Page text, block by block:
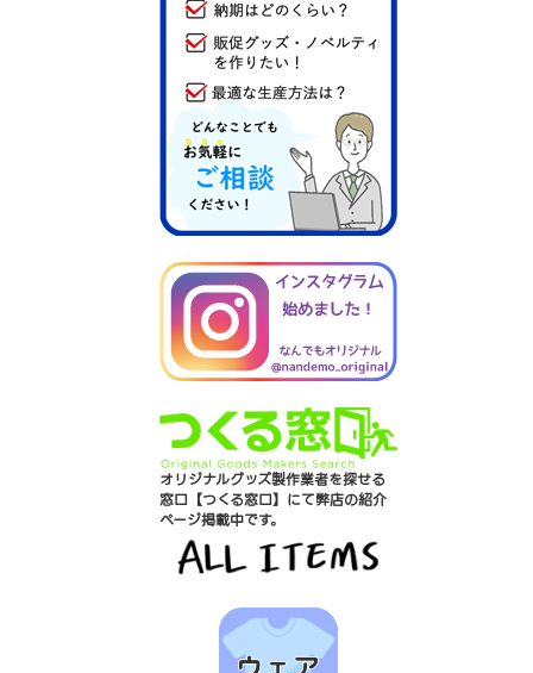
オリジナルグッズ製作業者を探せる
窓口【つくる窓口】にて弊店の紹介
ページ掲載中です。